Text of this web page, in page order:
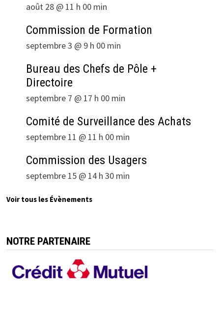
août 28 @ 11 h 00 min
Commission de Formation
septembre 3 @ 9 h 00 min
Bureau des Chefs de Pôle +
Directoire
septembre 7 @ 17 h 00 min
Comité de Surveillance des Achats
septembre 11 @ 11 h 00 min
Commission des Usagers
septembre 15 @ 14 h 30 min
Voir tous les Évènements
NOTRE PARTENAIRE